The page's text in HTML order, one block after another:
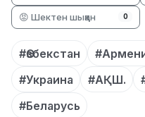
😡 Шектен шыққан 0
#Өзбекстан
#Украина
#АҚШ.
#Беларусь